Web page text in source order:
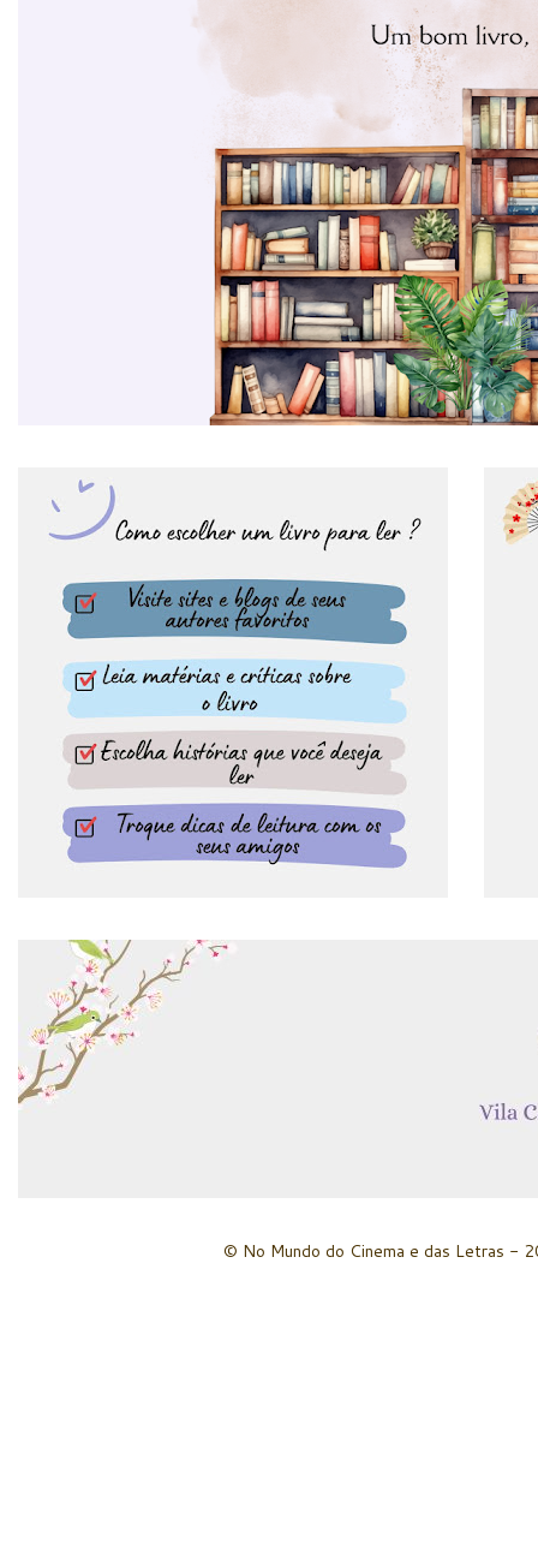
© No Mundo do Cinema e das Letras -